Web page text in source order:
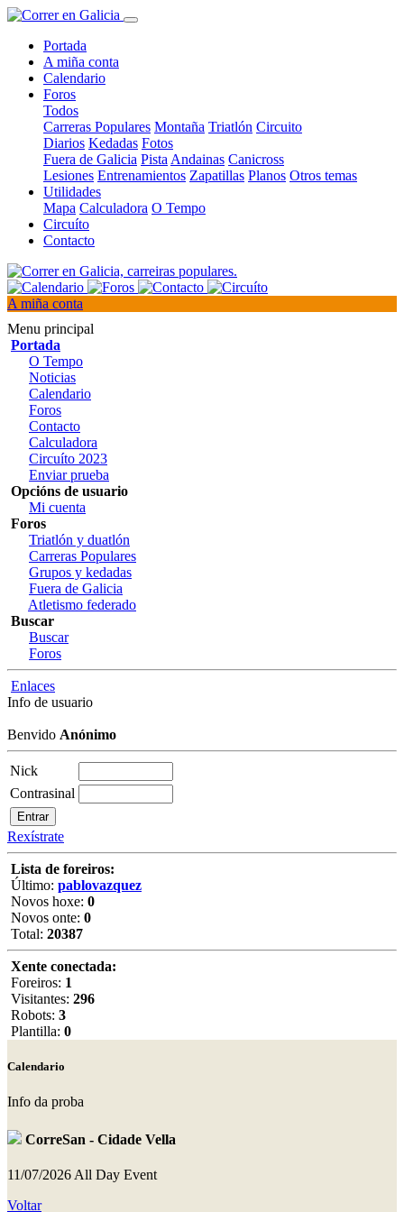
Portada
A miña conta
Calendario
Foros
Todos
Carreras Populares Montaña Triatlón Circuito
Diarios Kedadas Fotos
Fuera de Galicia Pista Andainas Canicross
Lesiones Entrenamientos Zapatillas Planos Otros temas
Utilidades
Mapa Calculadora O Tempo
Circuíto
Contacto
A miña conta
Menu principal
Portada
O Tempo
Noticias
Calendario
Foros
Contacto
Calculadora
Circuíto 2023
Enviar prueba
Opcións de usuario
Mi cuenta
Foros
Triatlón y duatlón
Carreras Populares
Grupos y kedadas
Fuera de Galicia
Atletismo federado
Buscar
Buscar
Foros
Enlaces
Info de usuario
Benvido Anónimo
Nick
Contrasinal
Rexístrate
Lista de foreiros:
Último: pablovazquez
Novos hoxe: 0
Novos onte: 0
Total: 20387
Xente conectada:
Foreiros: 1
Visitantes: 296
Robots: 3
Plantilla: 0
Calendario
Info da proba
CorreSan - Cidade Vella
11/07/2026 All Day Event
Voltar